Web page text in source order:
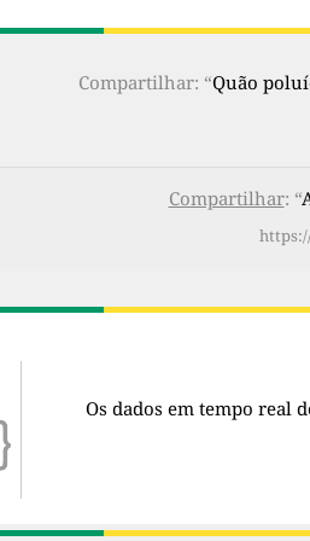
Compartilhar: “Quão
Compartilhar: “
Os dados em tempo real